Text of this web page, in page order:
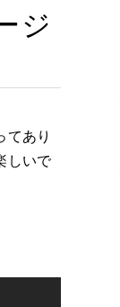
ジ
てあり
しいで